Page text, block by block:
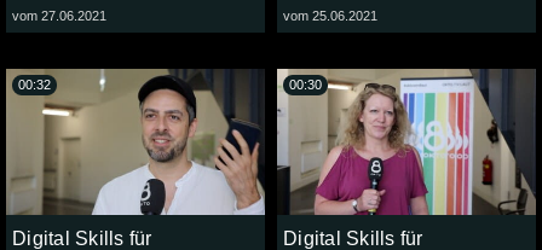
vom 27.06.2021 vom 25.06.2021
Digital Skills für
00:32
Digital Skills für
00:30